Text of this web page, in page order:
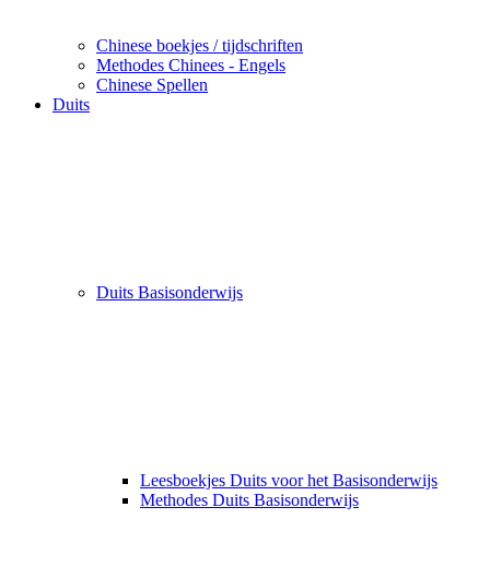
Chinese boekjes / tijdschriften
Methodes Chinees - Engels
Chinese Spellen
Duits
Duits Basisonderwijs
Leesboekjes Duits voor het Basisonderwijs
Methodes Duits Basisonderwijs